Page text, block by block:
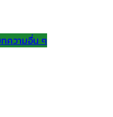
ความอื่น ๆ